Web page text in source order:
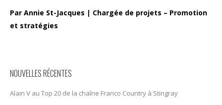
Par Annie St-Jacques | Chargée de projets – Promotion
et stratégies
NOUVELLES RÉCENTES
Alain V au Top 20 de la chaîne Franco Country à Stingray